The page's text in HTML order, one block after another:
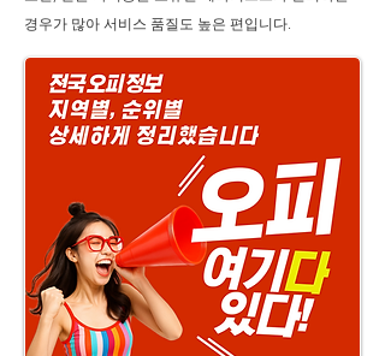
경우가 많아 서비스 품질도 높은 편입니다.